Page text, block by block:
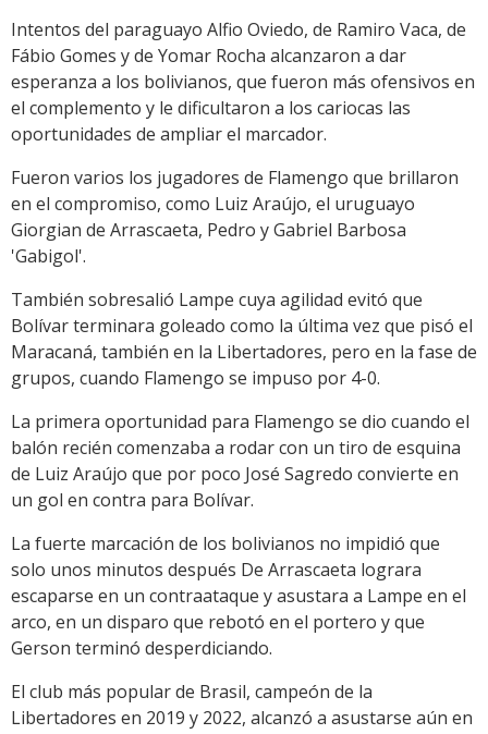
Intentos del paraguayo Alfio Oviedo, de Ramiro Vaca, de
Fábio Gomes y de Yomar Rocha alcanzaron a dar
esperanza a los bolivianos, que fueron más ofensivos en
el complemento y le dificultaron a los cariocas las
oportunidades de ampliar el marcador.
Fueron varios los jugadores de Flamengo que brillaron
en el compromiso, como Luiz Araújo, el uruguayo
Giorgian de Arrascaeta, Pedro y Gabriel Barbosa
'Gabigol'.
También sobresalió Lampe cuya agilidad evitó que
Bolívar terminara goleado como la última vez que pisó el
Maracaná, también en la Libertadores, pero en la fase de
grupos, cuando Flamengo se impuso por 4-0.
La primera oportunidad para Flamengo se dio cuando el
balón recién comenzaba a rodar con un tiro de esquina
de Luiz Araújo que por poco José Sagredo convierte en
un gol en contra para Bolívar.
La fuerte marcación de los bolivianos no impidió que
solo unos minutos después De Arrascaeta lograra
escaparse en un contraataque y asustara a Lampe en el
arco, en un disparo que rebotó en el portero y que
Gerson terminó desperdiciando.
El club más popular de Brasil, campeón de la
Libertadores en 2019 y 2022, alcanzó a asustarse aún en